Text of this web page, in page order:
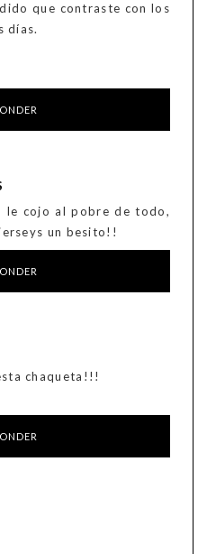
que contraste con los
días.
le cojo al pobre de todo,
un besito!!
chaqueta!!!